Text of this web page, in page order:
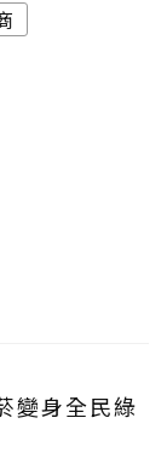
變身全民綠